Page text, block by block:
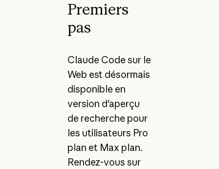
Premiers
pas
Claude Code sur le
Web est désormais
disponible en
version d'aperçu
de recherche pour
les utilisateurs Pro
plan et Max plan.
Rendez-vous sur